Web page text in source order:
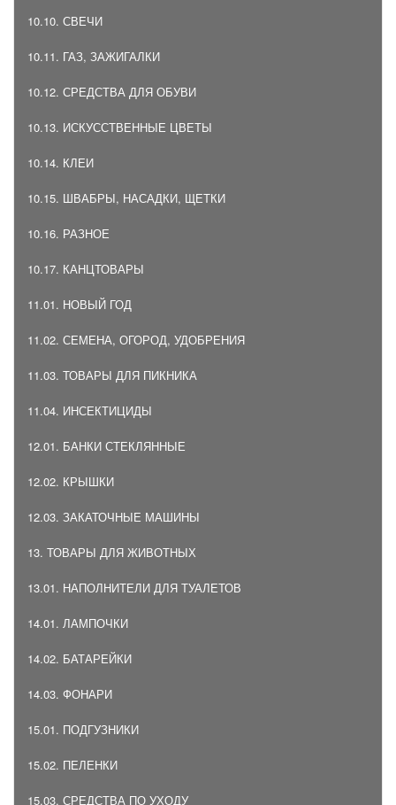
10.10. СВЕЧИ
10.11. ГАЗ, ЗАЖИГАЛКИ
10.12. СРЕДСТВА ДЛЯ ОБУВИ
10.13. ИСКУССТВЕННЫЕ ЦВЕТЫ
10.14. КЛЕИ
10.15. ШВАБРЫ, НАСАДКИ, ЩЕТКИ
10.16. РАЗНОЕ
10.17. КАНЦТОВАРЫ
11.01. НОВЫЙ ГОД
11.02. СЕМЕНА, ОГОРОД, УДОБРЕНИЯ
11.03. ТОВАРЫ ДЛЯ ПИКНИКА
11.04. ИНСЕКТИЦИДЫ
12.01. БАНКИ СТЕКЛЯННЫЕ
12.02. КРЫШКИ
12.03. ЗАКАТОЧНЫЕ МАШИНЫ
13. ТОВАРЫ ДЛЯ ЖИВОТНЫХ
13.01. НАПОЛНИТЕЛИ ДЛЯ ТУАЛЕТОВ
14.01. ЛАМПОЧКИ
14.02. БАТАРЕЙКИ
14.03. ФОНАРИ
15.01. ПОДГУЗНИКИ
15.02. ПЕЛЕНКИ
15.03. СРЕДСТВА ПО УХОДУ